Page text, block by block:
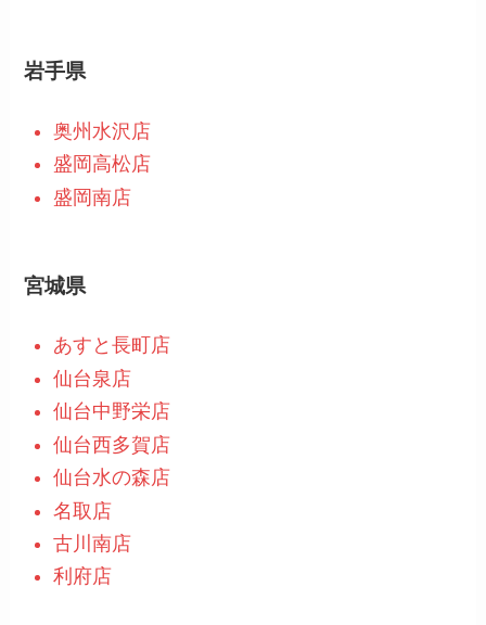
岩手県
奥州水沢店
盛岡高松店
盛岡南店
宮城県
あすと長町店
仙台泉店
仙台中野栄店
仙台西多賀店
仙台水の森店
名取店
古川南店
利府店